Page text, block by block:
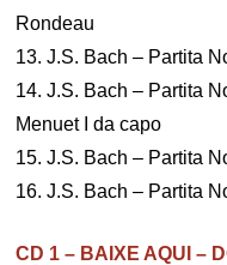
Rondeau
13. J.S. Bach – Partita
14. J.S. Bach – Partita
Menuet I da capo
15. J.S. Bach – Partita
16. J.S. Bach – Partita
CD 1 – BAIXE AQUI –